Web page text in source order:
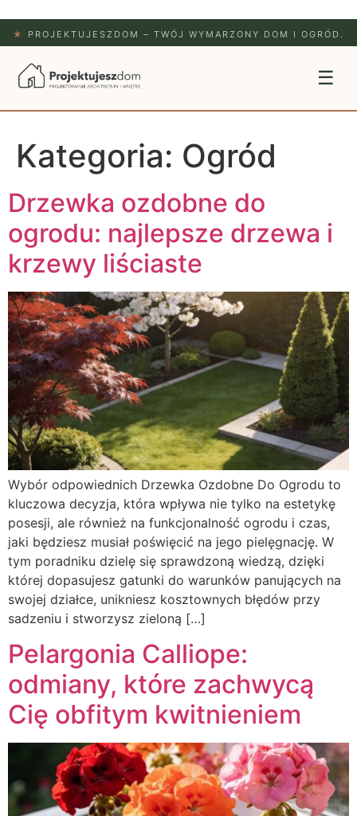
★ PROJEKTUJESZDOM – TWÓJ WYMARZONY DOM I OGRÓD.
☰
Kategoria: Ogród
Drzewka ozdobne do
ogrodu: najlepsze drzewa i
krzewy liściaste
Wybór odpowiednich Drzewka Ozdobne Do Ogrodu to
kluczowa decyzja, która wpływa nie tylko na estetykę
posesji, ale również na funkcjonalność ogrodu i czas,
jaki będziesz musiał poświęcić na jego pielęgnację. W
tym poradniku dzielę się sprawdzoną wiedzą, dzięki
której dopasujesz gatunki do warunków panujących na
swojej działce, unikniesz kosztownych błędów przy
sadzeniu i stworzysz zieloną […]
Pelargonia Calliope:
odmiany, które zachwycą
Cię obfitym kwitnieniem